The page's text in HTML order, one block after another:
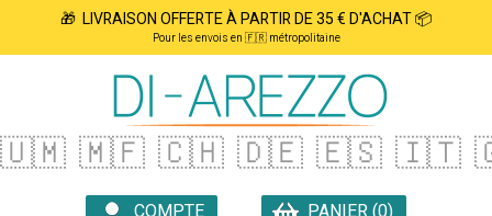
🎁 LIVRAISON OFFERTE À PARTIR DE 35 € D'ACHAT 📦
Pour les envois en 🇫🇷 métropolitaine
🇺🇲 🇲🇫 🇨🇭 🇩🇪 🇪🇸 🇮🇹